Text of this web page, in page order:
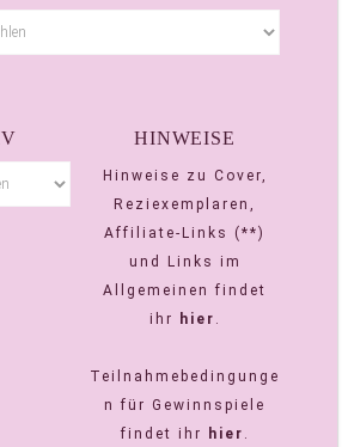
HINWEISE
Hinweise zu Cover,
Reziexemplaren,
Affiliate-Links (**)
und Links im
Allgemeinen findet
ihr
hier .
Teilnahmebedingunge
n für Gewinnspiele
findet ihr
hier .